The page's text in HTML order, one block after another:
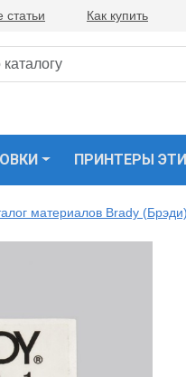
статьи Как купить
ПРИНТЕРЫ
материалов Brady (Брэди)